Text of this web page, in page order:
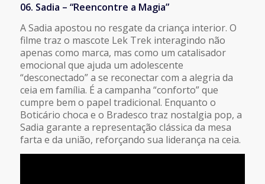
06. Sadia – “Reencontre a Magia”
A Sadia apostou no resgate da criança interior. O
filme traz o mascote Lek Trek interagindo não
apenas como marca, mas como um catalisador
emocional que ajuda um adolescente
“desconectado” a se reconectar com a alegria da
ceia em família. É a campanha “conforto” que
cumpre bem o papel tradicional. Enquanto o
Boticário choca e o Bradesco traz nostalgia pop, a
Sadia garante a representação clássica da mesa
farta e da união, reforçando sua liderança na ceia.